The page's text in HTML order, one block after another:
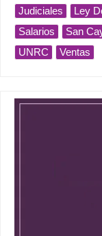
Judiciales
Ley
Salarios
San
UNRC
Ventas